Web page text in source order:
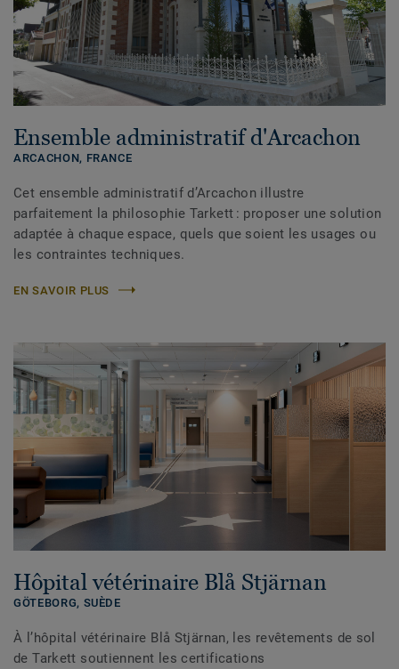
Ensemble administratif d'Arcachon
ARCACHON, FRANCE
Cet ensemble administratif d’Arcachon illustre
parfaitement la philosophie Tarkett : proposer une solution
adaptée à chaque espace, quels que soient les usages ou
les contraintes techniques.
EN SAVOIR PLUS
Hôpital vétérinaire Blå Stjärnan
GÖTEBORG, SUÈDE
À l’hôpital vétérinaire Blå Stjärnan, les revêtements de sol
de Tarkett soutiennent les certifications